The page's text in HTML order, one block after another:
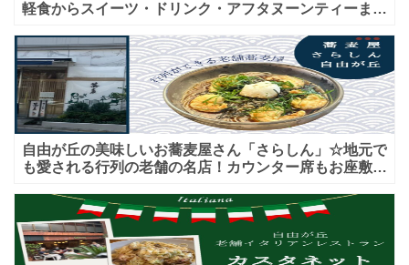
軽食からスイーツ・ドリンク・アフタヌーンティーまで
自由が丘の美味しいお蕎麦屋さん「さらしん」☆地元で
も愛される行列の老舗の名店！カウンター席もお座敷も